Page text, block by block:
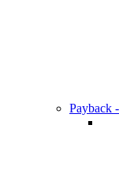
Payback